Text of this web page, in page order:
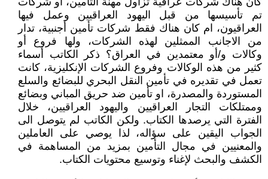
تم تأسيسها من قبل اليهود العراقيين وعمل فيها
العراقيون، ام كان هناك فقط شركات تأمين أجنبية، تدار
من الاجانب الممثلين لهذه الشركات، ولها فروع أو
وكالات و/أو معتمدين في العراق؟ ذكر الكاتب أسماء
كثير من هذه الوكالات وفروع الشركات الإنكليزية، كانت
تعمل في تقديره في تأمين النقل البحري للبضائع والسلع
المستوردة والمصدرة، او تأمين ضد حريق المباني وبضائع
وممتلكات التجار العراقيين واليهود العراقيين، خلال
الفترة التي يرصدها الكتاب. ولكن الكاتب لم يتوصل الى
الجواب اليقين على سؤاله، لذا يوصي على العاملين
والمعنيين في مجال التأمين بمزيد من المساهمة في
الكشف والبحث لإغناء وتوسيع محتويات الكتاب.